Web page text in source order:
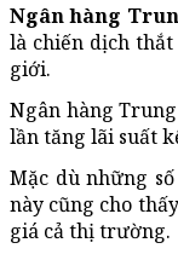
Ngân hàng
là chiến dịch
giới.
Ngân hàng
lần tăng lãi suất
Mặc dù những
này cũng cho
giá cả thị trường.